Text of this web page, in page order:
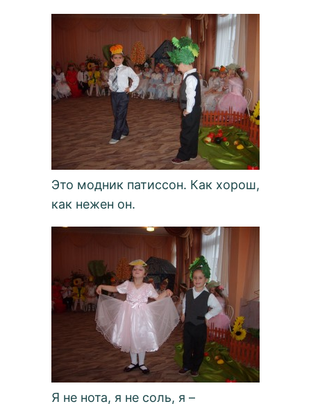
Это модник патиссон. Как хорош,
как нежен он.
Я не нота, я не соль, я –